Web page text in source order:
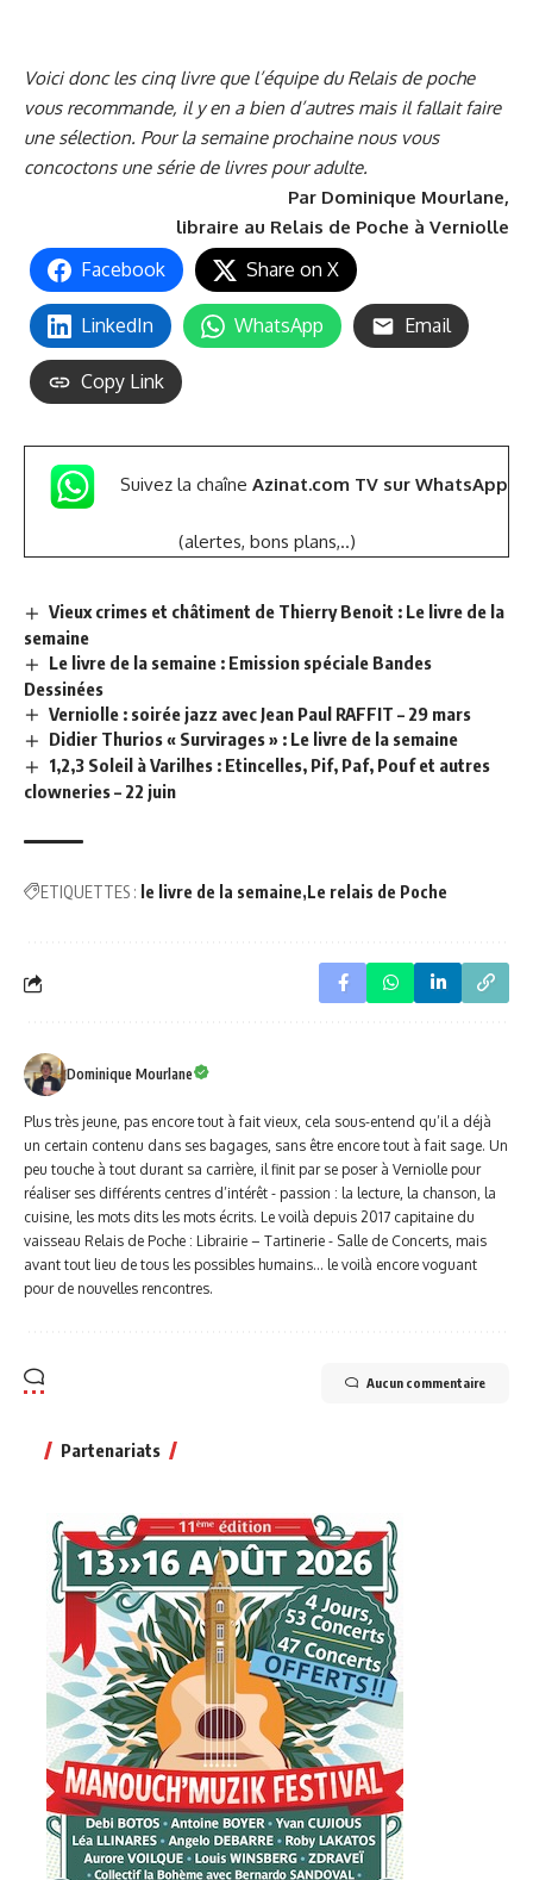
Voici donc les cinq livre que l’équipe du Relais de poche
vous recommande, il y en a bien d’autres mais il fallait faire
une sélection. Pour la semaine prochaine nous vous
concoctons une série de livres pour adulte.
Par Dominique Mourlane,
libraire au Relais de Poche à Verniolle
Facebook Share on X
LinkedIn WhatsApp Email
Copy Link
Suivez la chaîne Azinat.com TV sur WhatsApp
(alertes, bons plans,..)
Vieux crimes et châtiment de Thierry Benoit : Le livre de la
semaine
Le livre de la semaine : Emission spéciale Bandes
Dessinées
Verniolle : soirée jazz avec Jean Paul RAFFIT – 29 mars
Didier Thurios « Survirages » : Le livre de la semaine
1,2,3 Soleil à Varilhes : Etincelles, Pif, Paf, Pouf et autres
clowneries – 22 juin
ETIQUETTES : le livre de la semaine Le relais de Poche
Dominique Mourlane
Plus très jeune, pas encore tout à fait vieux, cela sous-entend qu’il a déjà
un certain contenu dans ses bagages, sans être encore tout à fait sage. Un
peu touche à tout durant sa carrière, il finit par se poser à Verniolle pour
réaliser ses différents centres d’intérêt - passion : la lecture, la chanson, la
cuisine, les mots dits les mots écrits. Le voilà depuis 2017 capitaine du
vaisseau Relais de Poche : Librairie – Tartinerie - Salle de Concerts, mais
avant tout lieu de tous les possibles humains… le voilà encore voguant
pour de nouvelles rencontres.
Aucun commentaire
Partenariats